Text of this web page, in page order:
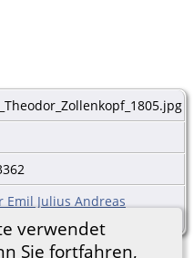
verwendet
Sie fortfahren,
Emil Julius Andreas